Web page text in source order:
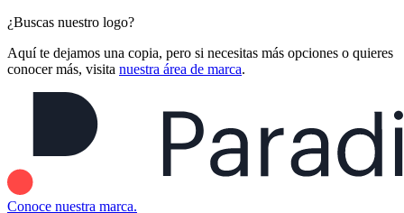
¿Buscas nuestro logo?
Aquí te dejamos una copia, pero si necesitas más opciones o quieres
conocer más, visita nuestra área de marca.
Conoce nuestra marca.